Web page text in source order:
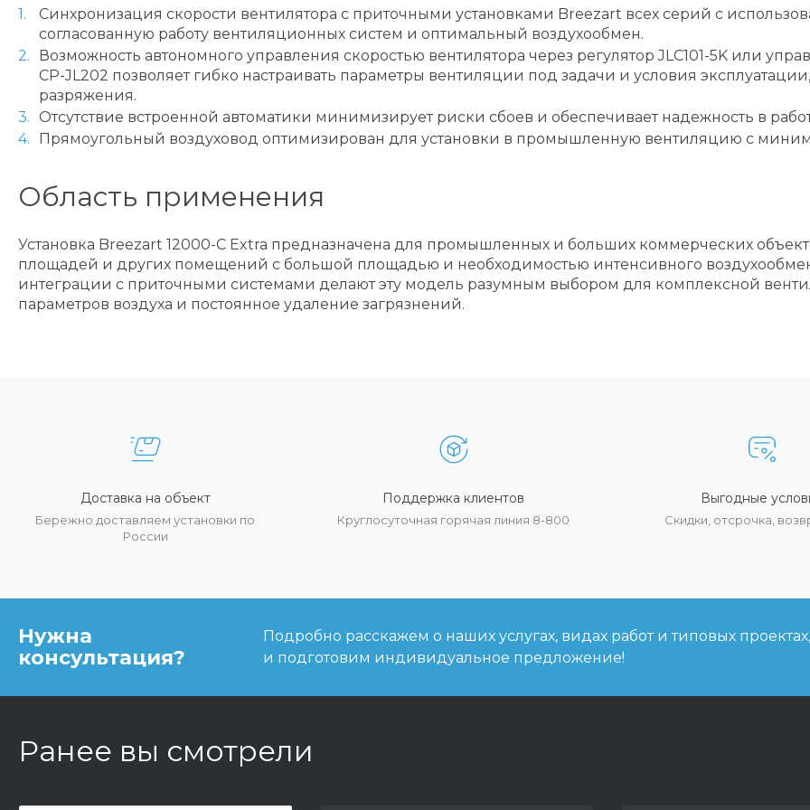
Синхронизация скорости вентилятора с приточными установками Breezart всех серий с
согласованную работу вентиляционных систем и оптимальный воздухообмен.
Возможность автономного управления скоростью вентилятора через регулятор JLC101-5K или
CP-JL202 позволяет гибко настраивать параметры вентиляции под задачи и условия
разряжения.
Отсутствие встроенной автоматики минимизирует риски сбоев и обеспечивает надежность в
Прямоугольный воздуховод оптимизирован для установки в промышленную вентиляцию с
Область применения
Установка Breezart 12000-C Extra предназначена для промышленных и больших коммерческих
площадей и других помещений с большой площадью и необходимостью интенсивного
интеграции с приточными системами делают эту модель разумным выбором для комплексной
параметров воздуха и постоянное удаление загрязнений.
Доставка на объект
Бережно доставляем установки по
России
Поддержка клиентов
Круглосуточная горячая линия 8-800
Выгодные
Скидки, отсрочка,
Нужна
консультация?
Подробно расскажем о наших услугах, видах работ и типовых
и подготовим индивидуальное предложение!
Ранее вы смотрели